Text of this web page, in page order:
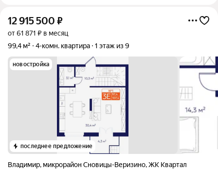
12 915 500 ₽
от 61 871 ₽ в месяц
99,4 м²
4-комн. квартира 1 этаж из 9
новостройка
последнее предложение
Владимир, микрорайон Сновицы-Веризино,ЖК Квартал